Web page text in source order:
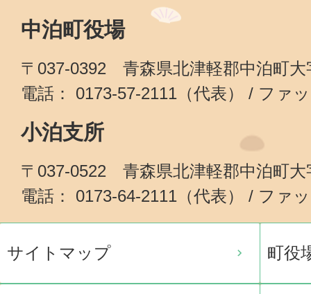
中泊町役場
〒037-0392 青森県北津軽郡中泊町大
電話： 0173-57-2111（代表） / ファ
小泊支所
〒037-0522 青森県北津軽郡中泊町大
電話： 0173-64-2111（代表） / ファ
サイトマップ 町役